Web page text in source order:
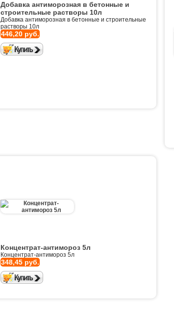
Добавка антиморозная в бетонные и
строительные растворы 10л
Добавка антиморозная в бетонные и строительные
растворы 10л
446,20 руб.
Концентрат-антимороз 5л
Концентрат-антимороз 5л
348,45 руб.